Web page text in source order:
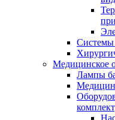
Системы
Медицинское
Лампы